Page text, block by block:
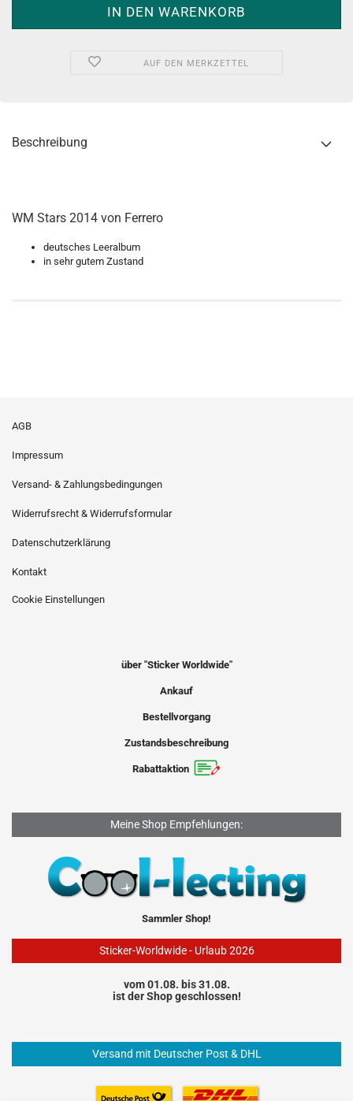
AUF DEN MERKZETTEL
Beschreibung
WM Stars 2014 von Ferrero
deutsches Leeralbum
in sehr gutem Zustand
AGB
Impressum
Versand- & Zahlungsbedingungen
Widerrufsrecht & Widerrufsformular
Datenschutzerklärung
Kontakt
Cookie Einstellungen
über "Sticker Worldwide"
Ankauf
Bestellvorgang
Zustandsbeschreibung
Rabattaktion
Meine Shop Empfehlungen:
Sammler Shop!
Sticker-Worldwide - Urlaub 2026
vom 01.08. bis 31.08.
ist der Shop geschlossen!
Versand mit Deutscher Post & DHL